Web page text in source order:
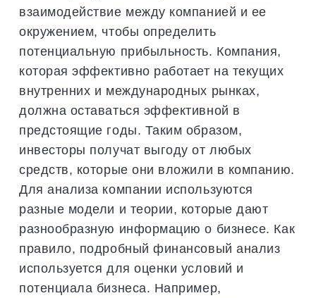
взаимодействие между компанией и ее
окружением, чтобы определить
потенциальную прибыльность. Компания,
которая эффективно работает на текущих
внутренних и международных рынках,
должна оставаться эффективной в
предстоящие годы. Таким образом,
инвесторы получат выгоду от любых
средств, которые они вложили в компанию.
Для анализа компании используются
разные модели и теории, которые дают
разнообразную информацию о бизнесе. Как
правило, подробный финансовый анализ
используется для оценки условий и
потенциала бизнеса. Например,